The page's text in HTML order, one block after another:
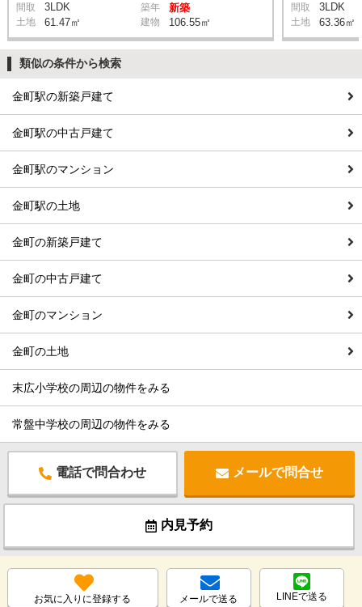
間取 3LDK 築年 新築
土地 61.47㎡ 建物 106.55㎡
間取 3LDK
土地 63.36㎡
類似の条件から検索
金町駅の新築戸建て
金町駅の中古戸建て
金町駅のマンション
金町駅の土地
金町の新築戸建て
金町の中古戸建て
金町のマンション
金町の土地
末広小学校の周辺の物件をみる
常盤中学校の周辺の物件をみる
電話で問合わせ メールで問合せ
内見予約
お気に入りに登録する メールで送る LINEで送る